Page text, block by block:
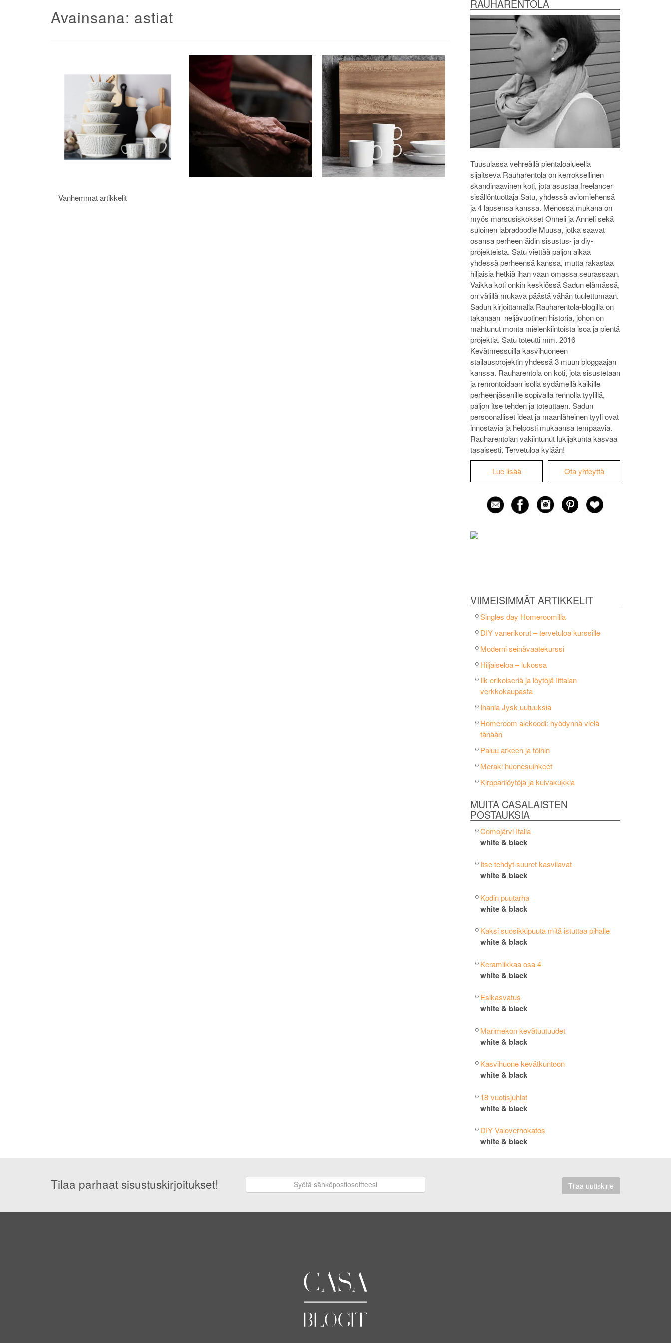
RAUHARENTOLA
Tuusulassa vehreällä pientaloalueella
sijaitseva Rauharentola on kerroksellinen
skandinaavinen koti, jota asustaa freelancer
sisällöntuottaja Satu, yhdessä aviomiehensä
ja 4 lapsensa kanssa. Menossa mukana on
myös marsusiskokset Onneli ja Anneli sekä
suloinen labradoodle Muusa, jotka saavat
osansa perheen äidin sisustus- ja diy-
projekteista. Satu viettää paljon aikaa
yhdessä perheensä kanssa, mutta rakastaa
hiljaisia hetkiä ihan vaan omassa seurassaan.
Vaikka koti onkin keskiössä Sadun elämässä,
on välillä mukava päästä vähän tuulettumaan.
Sadun kirjoittamalla Rauharentola-blogilla on
takanaan neljävuotinen historia, johon on
mahtunut monta mielenkiintoista isoa ja pientä
projektia. Satu toteutti mm. 2016
Kevätmessuilla kasvihuoneen
stailausprojektin yhdessä 3 muun bloggaajan
kanssa. Rauharentola on koti, jota sisustetaan
ja remontoidaan isolla sydämellä kaikille
perheenjäsenille sopivalla rennolla tyylillä,
paljon itse tehden ja toteuttaen. Sadun
persoonalliset ideat ja maanläheinen tyyli ovat
innostavia ja helposti mukaansa tempaavia.
Rauharentolan vakiintunut lukijakunta kasvaa
tasaisesti. Tervetuloa kylään!
Lue lisää Ota yhteyttä
VIIMEISIMMÄT ARTIKKELIT
Singles day Homeroomilla
DIY vanerikorut – tervetuloa kurssille
Moderni seinävaatekurssi
Hiljaiseloa – lukossa
Iik erikoiseriä ja löytöjä Iittalan
verkkokaupasta
Ihania Jysk uutuuksia
Homeroom alekoodi: hyödynnä vielä
tänään
Paluu arkeen ja töihin
Meraki huonesuihkeet
Kirpparilöytöjä ja kuivakukkia
MUITA CASALAISTEN
POSTAUKSIA
Comojärvi Italia
white & black
Itse tehdyt suuret kasvilavat
white & black
Kodin puutarha
white & black
Kaksi suosikkipuuta mitä istuttaa pihalle
white & black
Keramiikkaa osa 4
white & black
Esikasvatus
white & black
Marimekon kevätuutuudet
white & black
Kasvihuone kevätkuntoon
white & black
18-vuotisjuhlat
white & black
DIY Valoverhokatos
white & black
Avainsana: astiat
Artikkelien
Vanhemmat artikkelit
Tilaa parhaat sisustuskirjoitukset! Tilaa uutiskirje